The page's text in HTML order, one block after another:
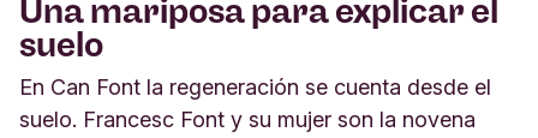
Una mariposa para explicar el
suelo
En Can Font la regeneración se cuenta desde el
suelo. Francesc Font y su mujer son la novena